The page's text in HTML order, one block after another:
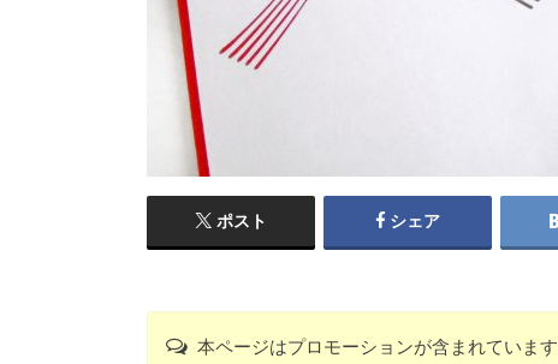
ポスト シェア
本ページはプロモーションが含まれています